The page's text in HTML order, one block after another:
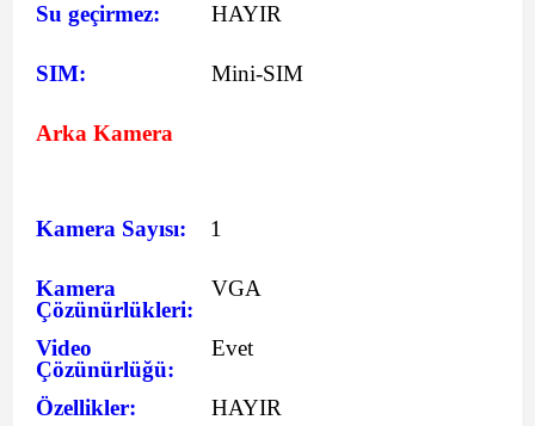
Su geçirmez:
HAYIR
SIM: Mini-SIM
Arka Kamera
Kamera Sayısı: 1
Kamera
Çözünürlükleri:
VGA
Video
Çözünürlüğü:
Evet
Özellikler: HAYIR